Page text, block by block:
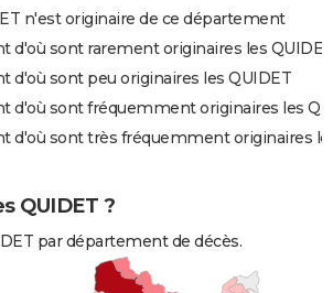
n'est originaire de ce département
d'où sont rarement originaires les QUIDET
d'où sont peu originaires les QUIDET
d'où sont fréquemment originaires les
d'où sont très fréquemment originaires
QUIDET ?
par département de décès.